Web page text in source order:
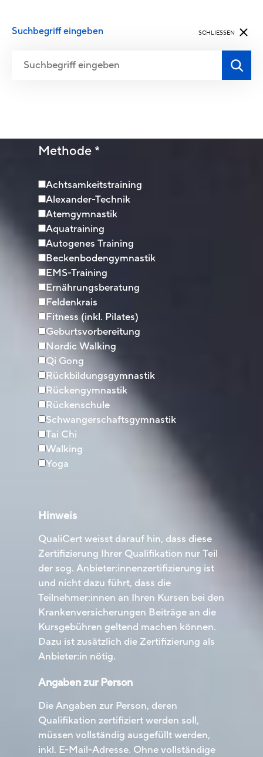
SCHLIESSEN
Suchbegriff eingeben
Achtsamkeitstraining
Alexander-Technik
Atemgymnastik
Aquatraining
Autogenes Training
Beckenbodengymnastik
EMS-Training
Ernährungsberatung
Feldenkrais
Fitness (inkl. Pilates)
Geburtsvorbereitung
Nordic Walking
Qi Gong
Rückbildungsgymnastik
Rückengymnastik
Rückenschule
Schwangerschaftsgymnastik
Tai Chi
Walking
Yoga
Methode *
QualiCert weisst darauf hin, dass diese
Zertifizierung Ihrer Qualifikation nur Teil
der sog. Anbieter:innenzertifizierung ist
und nicht dazu führt, dass die
Teilnehmer:innen an Ihren Kursen bei den
Krankenversicherungen Beiträge an die
Kursgebühren geltend machen können.
Dazu ist zusätzlich die Zertifizierung als
Anbieter:in nötig.
Hinweis
Die Angaben zur Person, deren
Qualifikation zertifiziert werden soll,
müssen vollständig ausgefüllt werden,
inkl. E-Mail-Adresse. Ohne vollständige
Angaben zur Person